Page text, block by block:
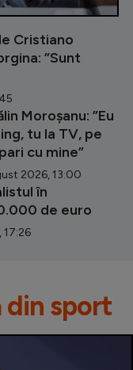
Cristiano
”Sunt
Moroșanu: ”Eu
tu la TV, pe
cu mine”
2026, 13:00
în
de euro
din sport